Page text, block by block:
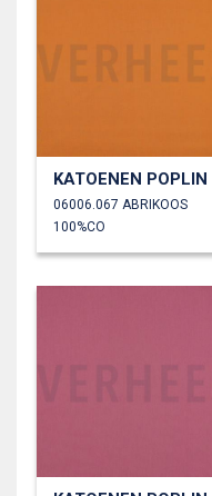
KATOENEN POPLIN
06006.067 ABRIKOOS
100%CO